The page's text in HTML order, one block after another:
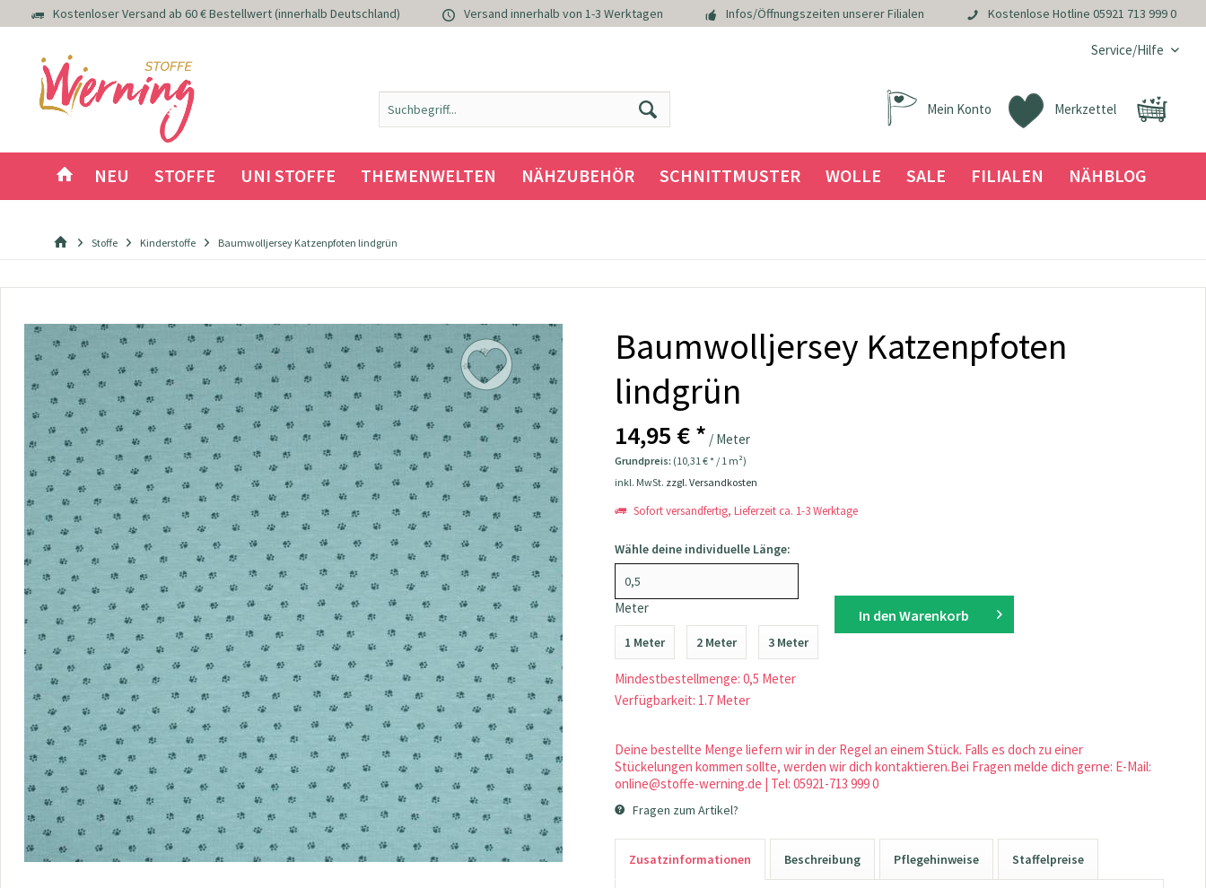
Kostenloser Versand ab 60 € Bestellwert (innerhalb Deutschland) Versand innerhalb von 1-3 Werktagen Infos/Öffnungszeiten unserer Filialen Kostenlose Hotline 05921 713 999 0
Service/Hilfe
Merkzettel
Mein Konto
NEU STOFFE UNI STOFFE THEMENWELTEN NÄHZUBEHÖR SCHNITTMUSTER WOLLE SALE FILIALEN NÄHBLOG
Stoffe Kinderstoffe Baumwolljersey Katzenpfoten lindgrün
Baumwolljersey Katzenpfoten
lindgrün
14,95 € * / Meter
Grundpreis: (10,31 € * / 1 m²)
inkl. MwSt. zzgl. Versandkosten
Sofort versandfertig, Lieferzeit ca. 1-3 Werktage
Wähle deine individuelle Länge:
Meter
1 Meter 2 Meter 3 Meter
Mindestbestellmenge: 0,5 Meter
Verfügbarkeit: 1.7 Meter
In den Warenkorb
Deine bestellte Menge liefern wir in der Regel an einem Stück. Falls es doch zu einer
Stückelungen kommen sollte, werden wir dich kontaktieren.Bei Fragen melde dich gerne: E-Mail:
online@stoffe-werning.de | Tel: 05921-713 999 0
Fragen zum Artikel?
Zusatzinformationen Beschreibung Pflegehinweise Staffelpreise